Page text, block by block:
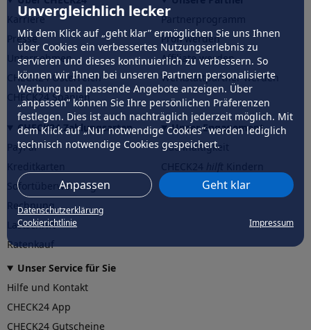
Unvergleichlich lecker
Mit dem Klick auf „geht klar” ermöglichen Sie uns Ihnen
über Cookies ein verbessertes Nutzungserlebnis zu
servieren und dieses kontinuierlich zu verbessern. So
können wir Ihnen bei unseren Partnern personalisierte
Werbung und passende Angebote anzeigen. Über
„anpassen” können Sie Ihre persönlichen Präferenzen
festlegen. Dies ist auch nachträglich jederzeit möglich. Mit
dem Klick auf „Nur notwendige Cookies” werden lediglich
technisch notwendige Cookies gespeichert.
Anpassen Geht klar
Datenschutzerklärung
Cookierichtlinie
Impressum
Karriere
Presse
Unternehmen
CHECK24 Österreich
CHECK24 Spanien
Partnerprogramm
Profi werden
Affiliate werden
Werkstattpartner werden
CHECK24 Zahlungsarten
PayPal
Sofortüberweisung
Rechnung
Lastschrift
Ratenkauf
Unser Engagement
Nachhaltigkeit
CHECK24hilftder Natur
Unser Service für Sie
Hilfe und Kontakt
CHECK24 App
CHECK24 Gutscheine